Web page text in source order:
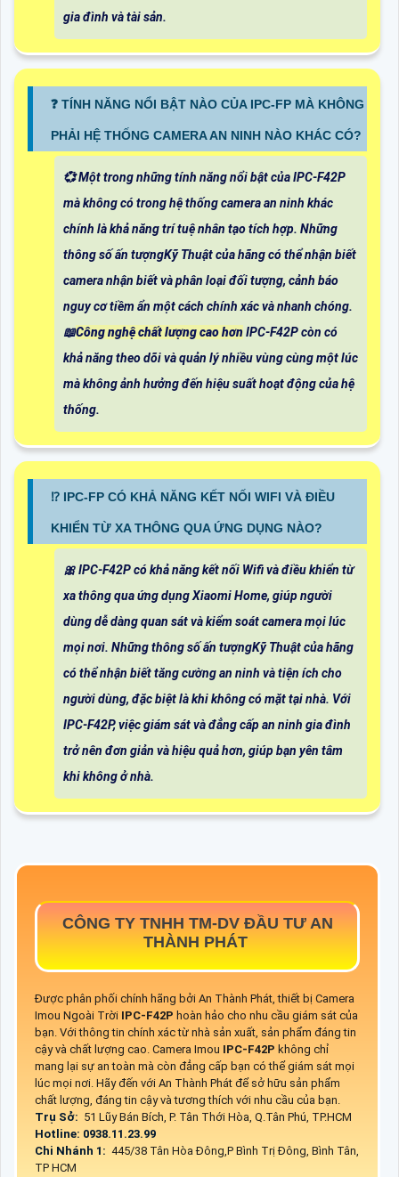
gia đình và tài sản.
❓ TÍNH NĂNG NỔI BẬT NÀO CỦA IPC-FP MÀ KHÔNG
PHẢI HỆ THỐNG CAMERA AN NINH NÀO KHÁC CÓ?
💞 Một trong những tính năng nổi bật của IPC-F42P
mà không có trong hệ thống camera an ninh khác
chính là khả năng trí tuệ nhân tạo tích hợp. Những
thông số ấn tượngKỹ Thuật của hãng có thể nhận biết
camera nhận biết và phân loại đối tượng, cảnh báo
nguy cơ tiềm ẩn một cách chính xác và nhanh chóng.
📖Công nghệ chất lượng cao hơn IPC-F42P còn có
khả năng theo dõi và quản lý nhiều vùng cùng một lúc
mà không ảnh hưởng đến hiệu suất hoạt động của hệ
thống.
⁉️ IPC-FP CÓ KHẢ NĂNG KẾT NỐI WIFI VÀ ĐIỀU
KHIỂN TỪ XA THÔNG QUA ỨNG DỤNG NÀO?
🎀 IPC-F42P có khả năng kết nối Wifi và điều khiển từ
xa thông qua ứng dụng Xiaomi Home, giúp người
dùng dễ dàng quan sát và kiểm soát camera mọi lúc
mọi nơi. Những thông số ấn tượngKỹ Thuật của hãng
có thể nhận biết tăng cường an ninh và tiện ích cho
người dùng, đặc biệt là khi không có mặt tại nhà. Với
IPC-F42P, việc giám sát và đẳng cấp an ninh gia đình
trở nên đơn giản và hiệu quả hơn, giúp bạn yên tâm
khi không ở nhà.
CÔNG TY TNHH TM-DV ĐẦU TƯ AN
THÀNH PHÁT
Được phân phối chính hãng bởi An Thành Phát, thiết bị Camera
Imou Ngoài Trời IPC-F42P hoàn hảo cho nhu cầu giám sát của
bạn. Với thông tin chính xác từ nhà sản xuất, sản phẩm đáng tin
cậy và chất lượng cao. Camera Imou IPC-F42P không chỉ
mang lại sự an toàn mà còn đẳng cấp bạn có thể giám sát mọi
lúc mọi nơi. Hãy đến với An Thành Phát để sở hữu sản phẩm
chất lượng, đáng tin cậy và tương thích với nhu cầu của bạn.
Trụ Sở: 51 Lũy Bán Bích, P. Tân Thới Hòa, Q.Tân Phú, TP.HCM
Hotline: 0938.11.23.99
Chi Nhánh 1: 445/38 Tân Hòa Đông,P Bình Trị Đông, Bình Tân,
TP HCM